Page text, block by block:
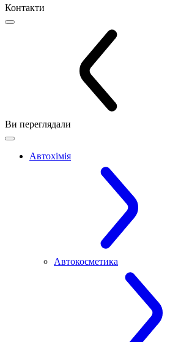
Контакти
Ви переглядали
Автохімія
Автокосметика